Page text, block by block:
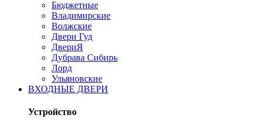
Бюджетные
Владимирские
Волжские
Двери Гуд
ДвериЯ
Дубрава Сибирь
Лорд
Ульяновские
ВХОДНЫЕ ДВЕРИ
Устройство